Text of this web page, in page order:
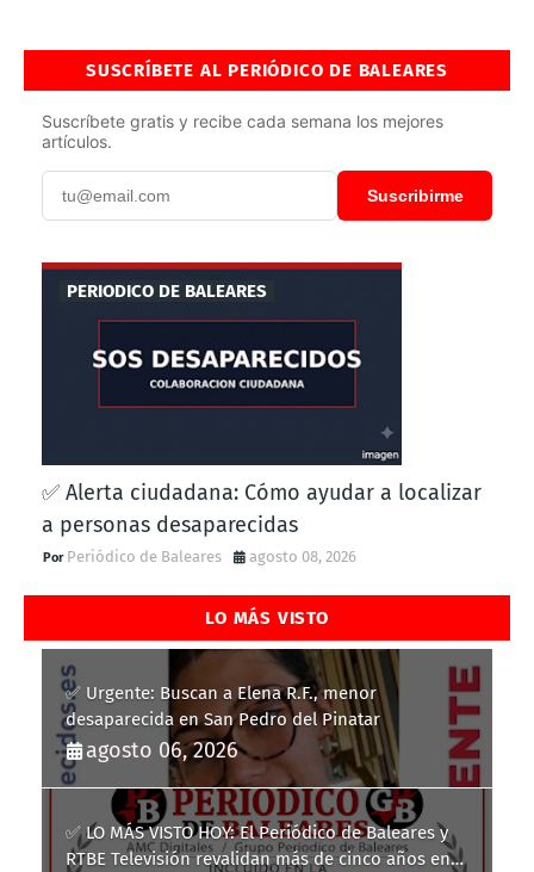
SUSCRÍBETE AL PERIÓDICO DE BALEARES
Suscríbete gratis y recibe cada semana los mejores
artículos.
Suscribirme
PERIODICO DE BALEARES
✅ Alerta ciudadana: Cómo ayudar a localizar
a personas desaparecidas
Periódico de Baleares agosto 08, 2026
LO MÁS VISTO
✅ Urgente: Buscan a Elena R.F., menor
desaparecida en San Pedro del Pinatar
agosto 06, 2026
✅ LO MÁS VISTO HOY: El Periódico de Baleares y
RTBE Televisión revalidan más de cinco años en